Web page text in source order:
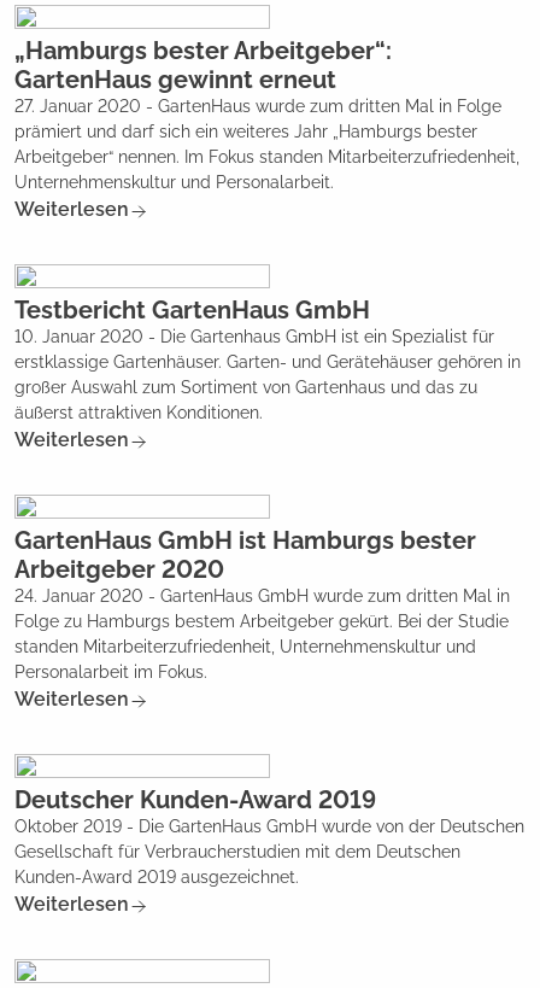
„Hamburgs bester Arbeitgeber“:
GartenHaus gewinnt erneut
27. Januar 2020 - GartenHaus wurde zum dritten Mal in Folge
prämiert und darf sich ein weiteres Jahr „Hamburgs bester
Arbeitgeber“ nennen. Im Fokus standen Mitarbeiterzufriedenheit,
Unternehmenskultur und Personalarbeit.
Weiterlesen
Testbericht GartenHaus GmbH
10. Januar 2020 - Die Gartenhaus GmbH ist ein Spezialist für
erstklassige Gartenhäuser. Garten- und Gerätehäuser gehören in
großer Auswahl zum Sortiment von Gartenhaus und das zu
äußerst attraktiven Konditionen.
Weiterlesen
GartenHaus GmbH ist Hamburgs bester
Arbeitgeber 2020
24. Januar 2020 - GartenHaus GmbH wurde zum dritten Mal in
Folge zu Hamburgs bestem Arbeitgeber gekürt. Bei der Studie
standen Mitarbeiterzufriedenheit, Unternehmenskultur und
Personalarbeit im Fokus.
Weiterlesen
Deutscher Kunden-Award 2019
Oktober 2019 - Die GartenHaus GmbH wurde von der Deutschen
Gesellschaft für Verbraucherstudien mit dem Deutschen
Kunden-Award 2019 ausgezeichnet.
Weiterlesen